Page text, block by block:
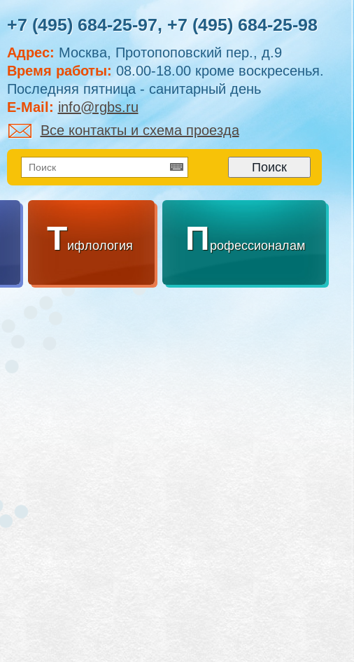
+7 (495) 684-25-97, +7 (495) 684-25-98
Адрес: Москва, Протопоповский пер., д.9
Время работы: 08.00-18.00 кроме воскресенья.
Последняя пятница - санитарный день
E-Mail: info@rgbs.ru
Все контакты и схема проезда
Тифлология Профессионалам